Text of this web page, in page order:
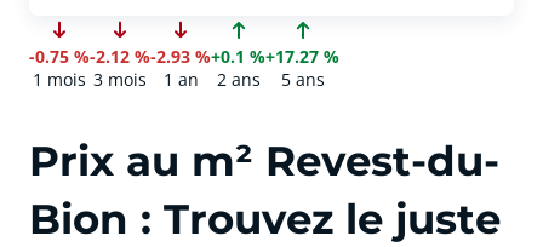
-0.75 %
1 mois
-2.12 %
3 mois
-2.93 %
1 an
+0.1 %
2 ans
+17.27 %
5 ans
Prix au m² Revest-du-
Bion : Trouvez le juste